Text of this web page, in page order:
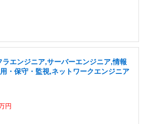
エンジニア,サーバーエンジニア,情報
・保守・監視,ネットワークエンジニア
円